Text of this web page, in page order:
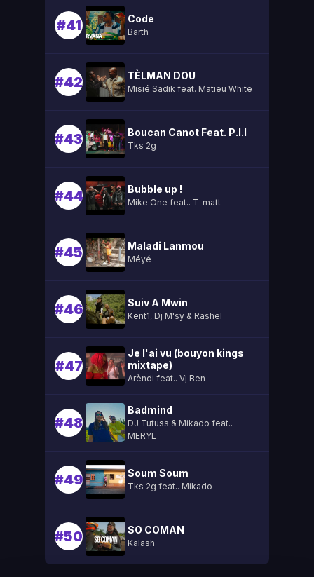
#41 Code
Barth
#42 TÈLMAN DOU
Misié Sadik feat. Matieu White
#43 Boucan Canot Feat. P.l.l
Tks 2g
#44 Bubble up !
Mike One feat.. T-matt
#45 Maladi Lanmou
Méyé
#46 Suiv A Mwin
Kent1, Dj M'sy & Rashel
#47
Je l'ai vu (bouyon kings
mixtape)
Arèndi feat.. Vj Ben
#48
Badmind
DJ Tutuss & Mikado feat..
MERYL
#49 Soum Soum
Tks 2g feat.. Mikado
#50 SO COMAN
Kalash